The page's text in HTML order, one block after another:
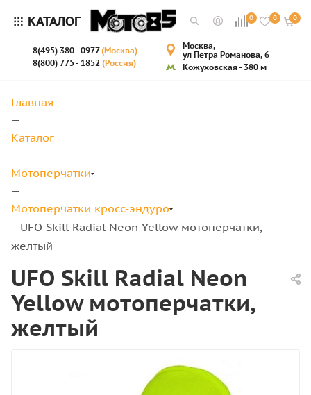
КАТАЛОГ 0 0 0
8(495) 380 - 0977(Москва)
8(800) 775 - 1852 (Россия)
Москва,
ул Петра Романова, 6
Кожуховская - 380 м
Главная
—
Каталог
—
Мотоперчатки
—
Мотоперчатки кросс-эндуро
—UFO Skill Radial Neon Yellow мотоперчатки,
желтый
UFO Skill Radial Neon
Yellow мотоперчатки,
желтый